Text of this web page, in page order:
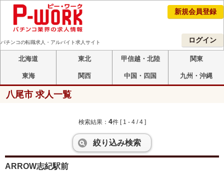
新規会員登録
ログイン
パチンコの転職求人・アルバイト求人サイト
北海道 東北 甲信越・北陸 関東
東海 関西 中国・四国 九州・沖縄
八尾市 求人一覧
検索結果： 4件 [ 1 - 4 / 4 ]
絞り込み検索
ARROW志紀駅前